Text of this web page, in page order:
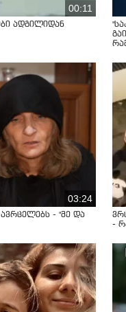
00:11
ადგილიდან
03:24
- "მე და
-